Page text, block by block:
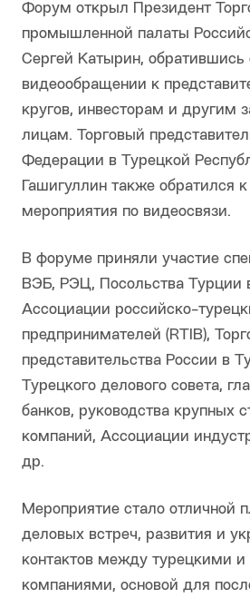
Форум открыл Президент
промышленной палаты
Сергей Катырин, обратившись
видеообращении к
кругов, инвесторам и другим
лицам. Торговый
Федерации в Турецкой
Гашигуллин также обратился
мероприятия по видеосвязи.
В форуме приняли участие
ВЭБ, РЭЦ, Посольства Турции
Ассоциации российско-
предпринимателей (RTIB),
представительства России в
Турецкого делового совета,
банков, руководства крупных
компаний, Ассоциации
др.
Мероприятие стало отличной
деловых встреч, развития и
контактов между турецкими
компаниями, основой для